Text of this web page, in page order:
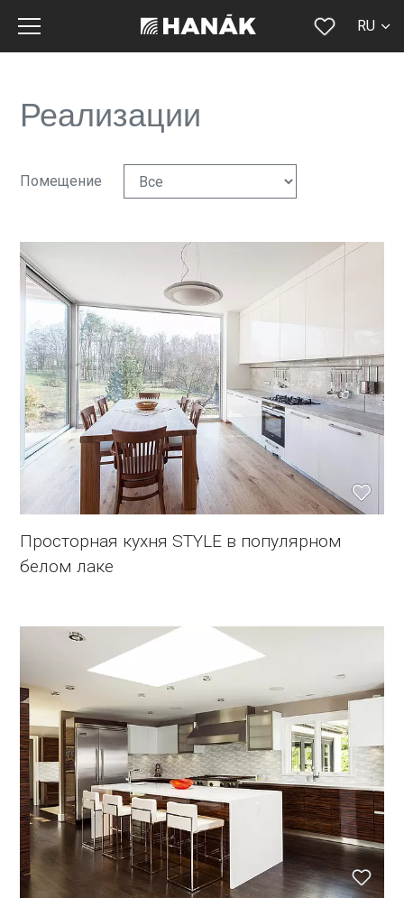
RU
Реализации
Помещение
Просторная кухня STYLE в популярном
белом лаке